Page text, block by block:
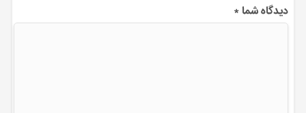
دیدگاه شما*